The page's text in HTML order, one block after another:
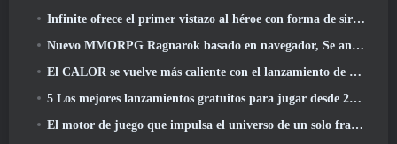
Infinite ofrece el primer vistazo al héroe con forma de sirena que llegará en SS13: Recuperación de la vista
Nuevo MMORPG Ragnarok basado en navegador, Se anuncia el universo Ragnarok
El CALOR se vuelve más caliente con el lanzamiento de un nuevo mapa del desierto
5 Los mejores lanzamientos gratuitos para jugar desde 2025, ¿Todavía vale la pena jugar? 2026?
El motor de juego que impulsa el universo de un solo fragmento de Eve Online ahora es de código abierto